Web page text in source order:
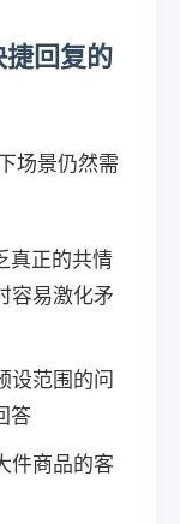
回复的
场景仍然需
真正的共情
容易激化矛
设范围的问
答
件商品的客